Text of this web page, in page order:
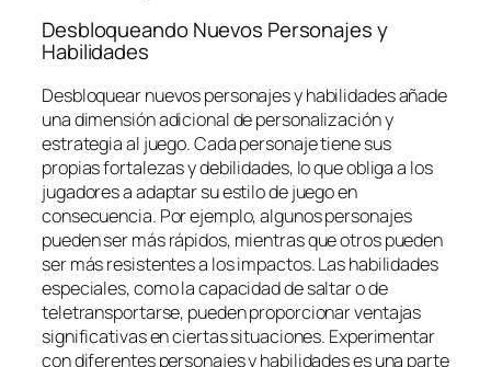
Desbloqueando Nuevos Personajes y
Habilidades
Desbloquear nuevos personajes y habilidades añade
una dimensión adicional de personalización y
estrategia al juego. Cada personaje tiene sus
propias fortalezas y debilidades, lo que obliga a los
jugadores a adaptar su estilo de juego en
consecuencia. Por ejemplo, algunos personajes
pueden ser más rápidos, mientras que otros pueden
ser más resistentes a los impactos. Las habilidades
especiales, como la capacidad de saltar o de
teletransportarse, pueden proporcionar ventajas
significativas en ciertas situaciones. Experimentar
con diferentes personajes y habilidades es una parte